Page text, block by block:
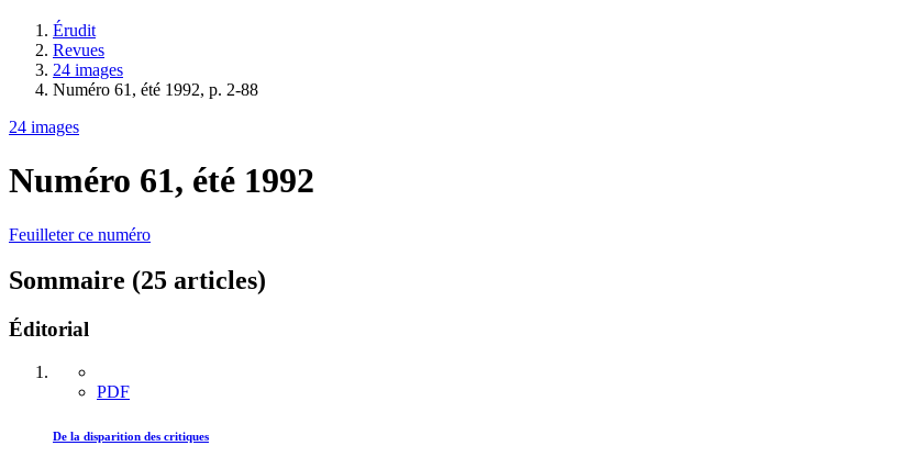
Érudit
Revues
24 images
Numéro 61, été 1992, p. 2-88
24 images
Numéro 61, été 1992
Feuilleter ce numéro
Sommaire (25 articles)
Éditorial
PDF
De la disparition des critiques